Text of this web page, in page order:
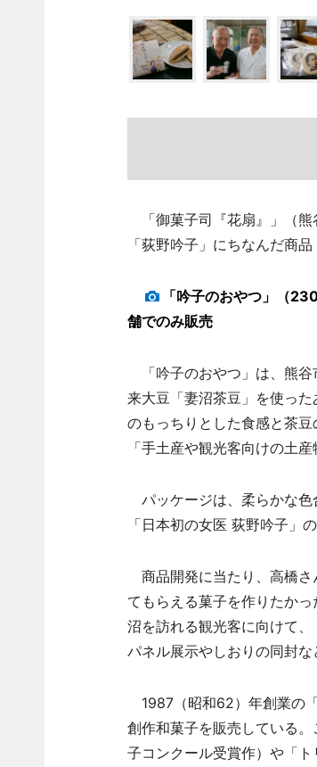
「御菓子司『花扇』」（熊
「荻野吟子」にちなんだ商
「吟子のおやつ」（
舗でのみ販売
「吟子のおやつ」は、熊谷
来大豆「妻沼茶豆」を使っ
のもっちりとした食感と茶
「手土産や観光客向けの土
パッケージは、柔らかな色
「日本初の女医 荻野吟子」
商品開発に当たり、高橋さ
てもらえる菓子を作りたか
沼を訪れる観光客に向けて
パネル展示やしおりの同封な
1987（昭和62）年創業の
創作和菓子を販売している
子コンクール受賞作）や「